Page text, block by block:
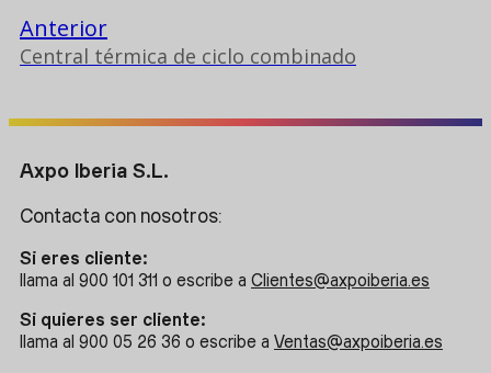
Anterior
Central térmica de ciclo combinado
Axpo Iberia S.L.
Contacta con nosotros:
Si eres cliente:
llama al 900 101 311 o escribe a Clientes@axpoiberia.es
Si quieres ser cliente:
llama al 900 05 26 36 o escribe a Ventas@axpoiberia.es